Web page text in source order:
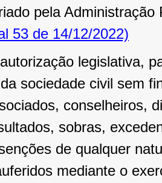
pela Administração
53 de 14/12/2022)
legislativa,
sociedade civil sem
conselheiros,
sobras,
de qualquer
mediante o